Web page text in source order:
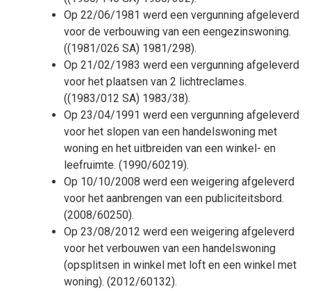
Op 22/06/1981 werd een vergunning afgeleverd
voor de verbouwing van een eengezinswoning.
((1981/026 SA) 1981/298).
Op 21/02/1983 werd een vergunning afgeleverd
voor het plaatsen van 2 lichtreclames.
((1983/012 SA) 1983/38).
Op 23/04/1991 werd een vergunning afgeleverd
voor het slopen van een handelswoning met
woning en het uitbreiden van een winkel- en
leefruimte. (1990/60219).
Op 10/10/2008 werd een weigering afgeleverd
voor het aanbrengen van een publiciteitsbord.
(2008/60250).
Op 23/08/2012 werd een weigering afgeleverd
voor het verbouwen van een handelswoning
(opsplitsen in winkel met loft en een winkel met
woning). (2012/60132).